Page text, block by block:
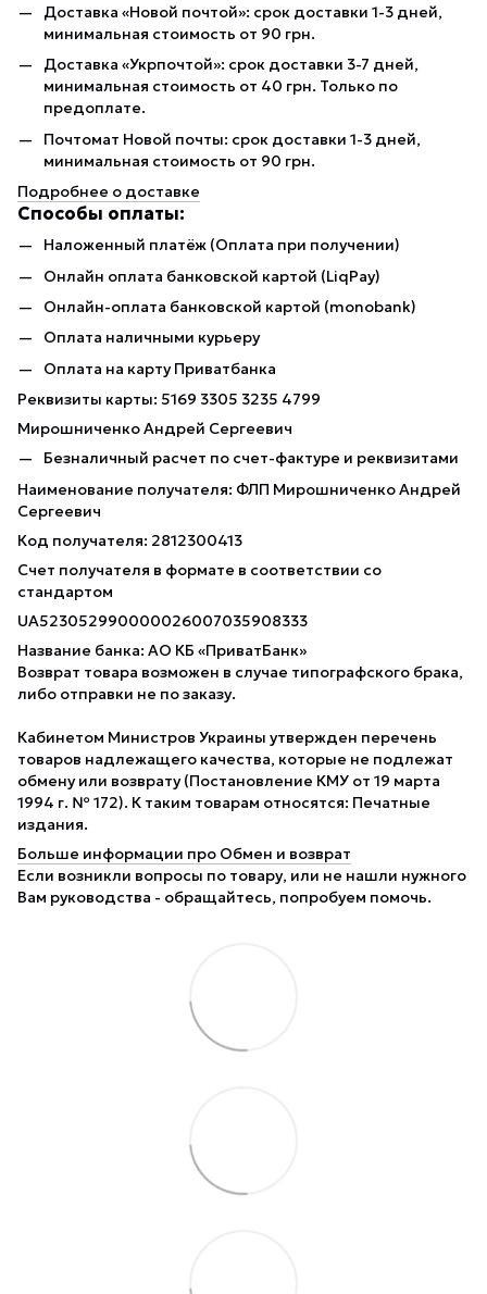
Доставка «Новой почтой»: срок доставки 1-3 дней,
минимальная стоимость от 90 грн.
Доставка «Укрпочтой»: срок доставки 3-7 дней,
минимальная стоимость от 40 грн. Только по
предоплате.
Почтомат Новой почты: срок доставки 1-3 дней,
минимальная стоимость от 90 грн.
Подробнее о доставке
Способы оплаты:
Наложенный платёж (Оплата при получении)
Онлайн оплата банковской картой (LiqPay)
Онлайн-оплата банковской картой (monobank)
Оплата наличными курьеру
Оплата на карту Приватбанка
Реквизиты карты: 5169 3305 3235 4799
Мирошниченко Андрей Сергеевич
Безналичный расчет по счет-фактуре и реквизитами
Наименование получателя: ФЛП Мирошниченко Андрей
Сергеевич
Код получателя: 2812300413
Счет получателя в формате в соответствии со
стандартом
UA523052990000026007035908333
Название банка: АО КБ «ПриватБанк»
Возврат товара возможен в случае типографского брака,
либо отправки не по заказу.
Кабинетом Министров Украины утвержден перечень
товаров надлежащего качества, которые не подлежат
обмену или возврату (Постановление КМУ от 19 марта
1994 г. № 172). К таким товарам относятся: Печатные
издания.
Больше информации про Обмен и возврат
Если возникли вопросы по товару, или не нашли нужного
Вам руководства - обращайтесь, попробуем помочь.